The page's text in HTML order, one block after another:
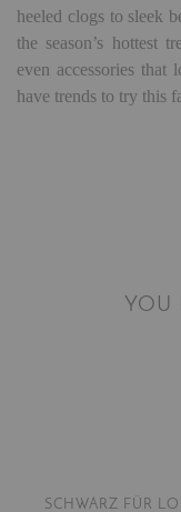
heeled clogs to sleek
the season’s hottest
even accessories
have trends to try this
YOU
SCHWARZ FÜR